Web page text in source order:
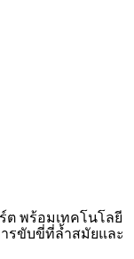
ต พร้อมเทคโนโลยี
ารขับขี่ที่ล้ำสมัยและ